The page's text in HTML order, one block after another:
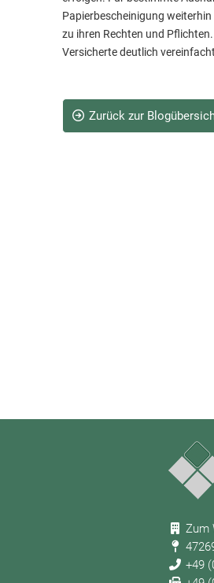
Papierbescheinigung
zu ihren Rechten und
Versicherte deutlich
Zurück zur
Zum
+49